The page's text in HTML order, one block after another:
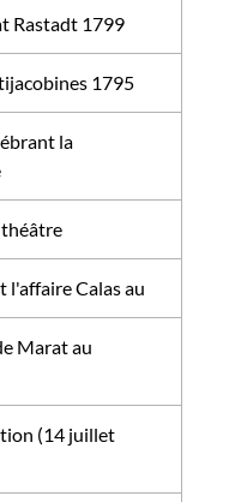
Rastadt 1799
1795
la
théâtre
l'affaire Calas au
Marat au
(14 juillet